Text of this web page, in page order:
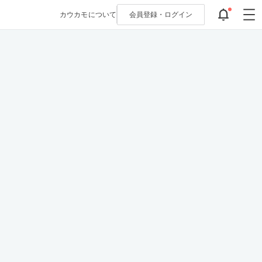
カウカモについて 会員登録・ ログイン